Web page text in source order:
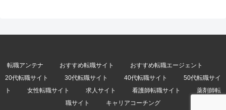
転職アンテナ おすすめ転職サイト
おすすめ転職エージェント
20代転職サイト
30代転職サイト 40代転職サイト
50代転職サイ
ト
女性転職サイト 求人サイト 看護師転職サイト
薬剤師転
職サイト
キャリアコーチング